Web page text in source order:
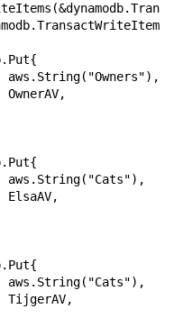
aws.String("Owners"),
OwnerAV,
aws.String("Cats"),
ElsaAV,
aws.String("Cats"),
TijgerAV,